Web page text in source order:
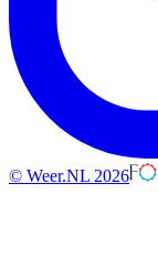
© Weer.NL 2026